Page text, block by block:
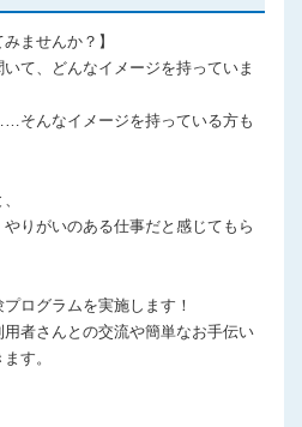
ませんか？】
て、どんなイメージを持っていま
そんなイメージを持っている方も
やりがいのある仕事だと感じてもら
ログラムを実施します！
者さんとの交流や簡単なお手伝い
す。